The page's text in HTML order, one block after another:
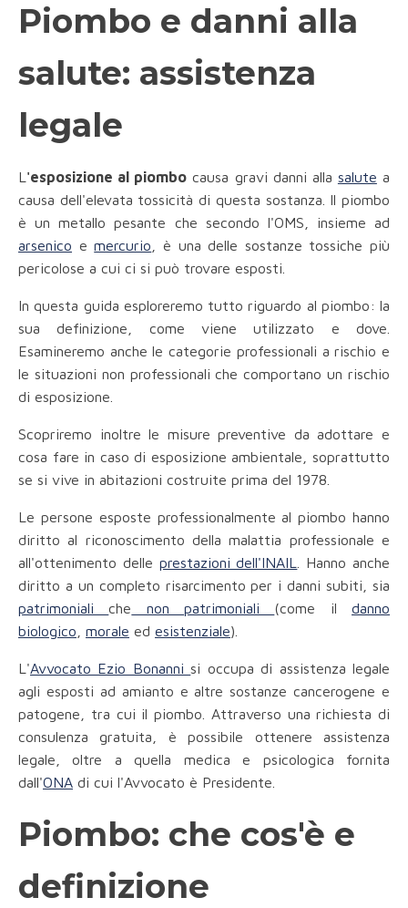
Piombo e danni alla
salute: assistenza
legale
L 'esposizione al piombo causa gravi danni alla salute a
causa dell'elevata tossicità di questa sostanza. Il piombo
è un metallo pesante che secondo l'OMS, insieme ad
arsenico emercurio , è una delle sostanze tossiche più
pericolose a cui ci si può trovare esposti.
In questa guida esploreremo tutto riguardo al piombo: la
sua definizione, come viene utilizzato e dove.
Esamineremo anche le categorie professionali a rischio e
le situazioni non professionali che comportano un rischio
di esposizione.
Scopriremo inoltre le misure preventive da adottare e
cosa fare in caso di esposizione ambientale, soprattutto
se si vive in abitazioni costruite prima del 1978.
Le persone esposte professionalmente al piombo hanno
diritto al riconoscimento della malattia professionale e
all'ottenimento delle prestazioni dell'INAIL . Hanno anche
diritto a un completo risarcimento per i danni subiti, sia
patrimonialiche non patrimoniali (come ildanno
biologico
morale ed esistenziale).
L'Avvocato Ezio Bonannisi occupa di assistenza legale
agli esposti ad amianto e altre sostanze cancerogene e
patogene, tra cui il piombo. Attraverso una richiesta di
consulenza gratuita, è possibile ottenere assistenza
legale, oltre a quella medica e psicologica fornita
dall'ONA di cui l'Avvocato è Presidente.
Piombo: che cos'è e
definizione